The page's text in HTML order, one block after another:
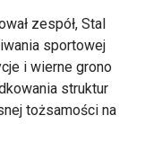
zespół, Stal
sportowej
i wierne grono
struktur
tożsamości na